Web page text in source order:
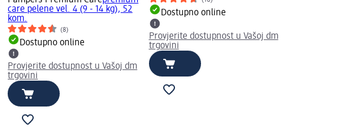
care pelene vel. 4 (9 - 14 kg), 52
kom.
(8)
Dostupno online
Provjerite dostupnost u Vašoj dm
trgovini
Dostupno online
Provjerite dostupnost u Vašoj dm
trgovini